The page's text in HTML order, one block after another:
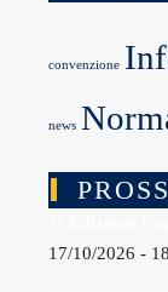
convenzione
news
17/10/2026 -